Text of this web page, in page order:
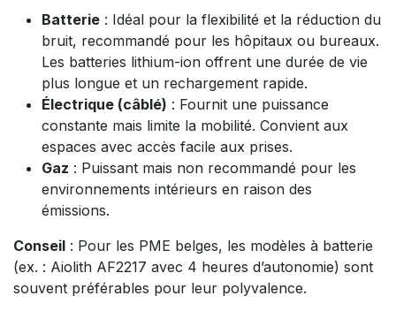
Batterie : Idéal pour la flexibilité et la réduction du
bruit, recommandé pour les hôpitaux ou bureaux.
Les batteries lithium-ion offrent une durée de vie
plus longue et un rechargement rapide.
Électrique (câblé) : Fournit une puissance
constante mais limite la mobilité. Convient aux
espaces avec accès facile aux prises.
Gaz : Puissant mais non recommandé pour les
environnements intérieurs en raison des
émissions.
Conseil : Pour les PME belges, les modèles à batterie
(ex. : Aiolith AF2217 avec 4 heures d’autonomie) sont
souvent préférables pour leur polyvalence.